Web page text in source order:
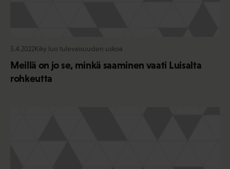
5.4.2022Kiky luo tulevaisuuden uskoa
Meillä on jo se, minkä saaminen vaati Luisalta
rohkeutta